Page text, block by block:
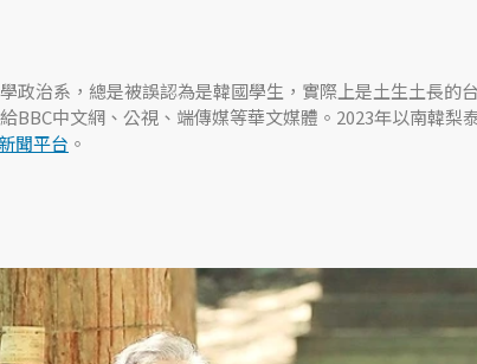
政治系，總是被誤認為是韓國學生，實際上是土生土長的
BBC中文網、公視、端傳媒等華文媒體。2023年以南韓梨
聞平台 。